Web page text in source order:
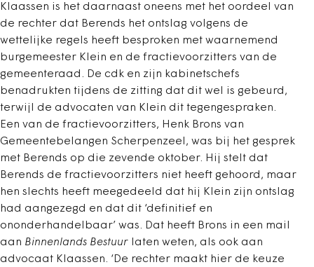
Klaassen is het daarnaast oneens met het oordeel van
de rechter dat Berends het ontslag volgens de
wettelijke regels heeft besproken met waarnemend
burgemeester Klein en de fractievoorzitters van de
gemeenteraad. De cdk en zijn kabinetschefs
benadrukten tijdens de zitting dat dit wel is gebeurd,
terwijl de advocaten van Klein dit tegengespraken.
Een van de fractievoorzitters, Henk Brons van
Gemeentebelangen Scherpenzeel, was bij het gesprek
met Berends op die zevende oktober. Hij stelt dat
Berends de fractievoorzitters niet heeft gehoord, maar
hen slechts heeft meegedeeld dat hij Klein zijn ontslag
had aangezegd en dat dit ‘definitief en
ononderhandelbaar’ was. Dat heeft Brons in een mail
aan Binnenlands Bestuur laten weten, als ook aan
advocaat Klaassen. ‘De rechter maakt hier de keuze